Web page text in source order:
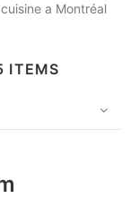
a Montréal
ITEMS